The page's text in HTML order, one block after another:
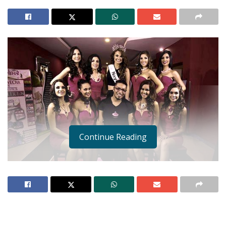
Continue Reading